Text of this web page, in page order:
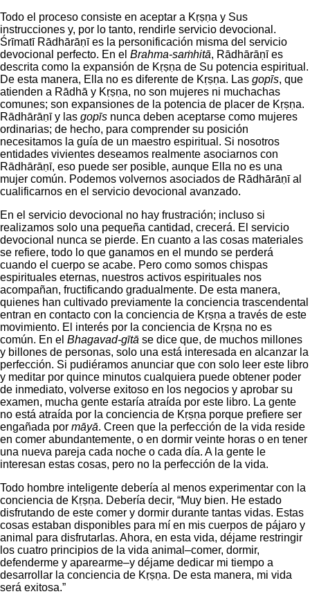
Todo el proceso consiste en aceptar a Kṛṣṇa y Sus
instrucciones y, por lo tanto, rendirle servicio devocional.
Śrīmatī Rādhārāṇī es la personificación misma del servicio
devocional perfecto. En el Brahma-saṁhitā, Rādhārāṇī es
descrita como la expansión de Kṛṣṇa de Su potencia espiritual.
De esta manera, Ella no es diferente de Kṛṣṇa. Las gopīs, que
atienden a Rādhā y Kṛṣṇa, no son mujeres ni muchachas
comunes; son expansiones de la potencia de placer de Kṛṣṇa.
Rādhārāṇī y las gopīs nunca deben aceptarse como mujeres
ordinarias; de hecho, para comprender su posición
necesitamos la guía de un maestro espiritual. Si nosotros
entidades vivientes deseamos realmente asociarnos con
Rādhārāṇī, eso puede ser posible, aunque Ella no es una
mujer común. Podemos volvernos asociados de Rādhārāṇī al
cualificarnos en el servicio devocional avanzado.
En el servicio devocional no hay frustración; incluso si
realizamos solo una pequeña cantidad, crecerá. El servicio
devocional nunca se pierde. En cuanto a las cosas materiales
se refiere, todo lo que ganamos en el mundo se perderá
cuando el cuerpo se acabe. Pero como somos chispas
espirituales eternas, nuestros activos espirituales nos
acompañan, fructificando gradualmente. De esta manera,
quienes han cultivado previamente la conciencia trascendental
entran en contacto con la conciencia de Kṛṣṇa a través de este
movimiento. El interés por la conciencia de Kṛṣṇa no es
común. En el Bhagavad-gītā se dice que, de muchos millones
y billones de personas, solo una está interesada en alcanzar la
perfección. Si pudiéramos anunciar que con solo leer este libro
y meditar por quince minutos cualquiera puede obtener poder
de inmediato, volverse exitoso en los negocios y aprobar su
examen, mucha gente estaría atraída por este libro. La gente
no está atraída por la conciencia de Kṛṣṇa porque prefiere ser
engañada por māyā. Creen que la perfección de la vida reside
en comer abundantemente, o en dormir veinte horas o en tener
una nueva pareja cada noche o cada día. A la gente le
interesan estas cosas, pero no la perfección de la vida.
Todo hombre inteligente debería al menos experimentar con la
conciencia de Kṛṣṇa. Debería decir, “Muy bien. He estado
disfrutando de este comer y dormir durante tantas vidas. Estas
cosas estaban disponibles para mí en mis cuerpos de pájaro y
animal para disfrutarlas. Ahora, en esta vida, déjame restringir
los cuatro principios de la vida animal–comer, dormir,
defenderme y aparearme–y déjame dedicar mi tiempo a
desarrollar la conciencia de Kṛṣṇa. De esta manera, mi vida
será exitosa.”